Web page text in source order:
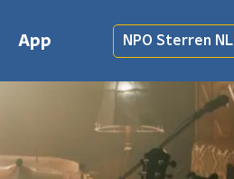
App NPO Sterren NL